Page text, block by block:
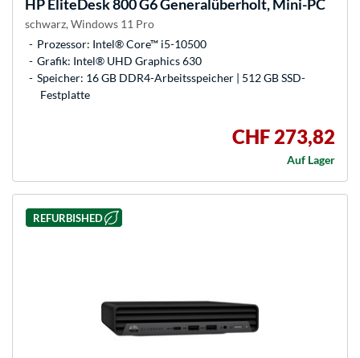
HPEliteDesk 800 G6 Generalüberholt, Mini-PC
schwarz, Windows 11 Pro
Prozessor: Intel® Core™ i5-10500
Grafik: Intel® UHD Graphics 630
Speicher: 16 GB DDR4-Arbeitsspeicher | 512 GB SSD-
Festplatte
CHF 273,82
Auf Lager
REFURBISHED